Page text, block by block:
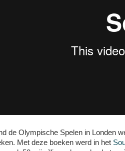
de Olympische Spelen in Londen
Met deze boeken werd in het